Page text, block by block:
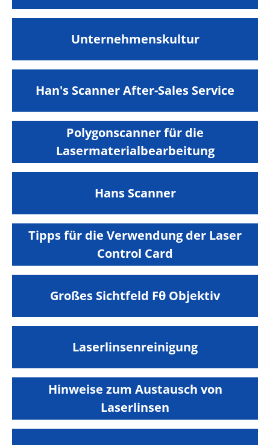
Unternehmenskultur
Han's Scanner After-Sales Service
Polygonscanner für die
Lasermaterialbearbeitung
Hans Scanner
Tipps für die Verwendung der Laser
Control Card
Großes Sichtfeld Fθ Objektiv
Laserlinsenreinigung
Hinweise zum Austausch von
Laserlinsen